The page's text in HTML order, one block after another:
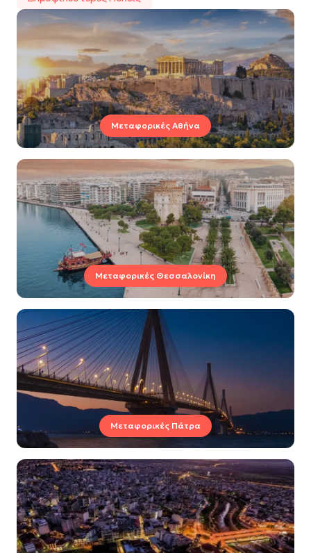
Μεταφορικές Αθήνα
Μεταφορικές Θεσσαλονίκη
Μεταφορικές Πάτρα